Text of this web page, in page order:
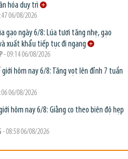
hóa duy trì
06/08/2026
gạo ngày 6/8: Lúa tươi tăng nhẹ, gạo
xuất khẩu tiếp tục đi ngang
- 09:14 06/08/2026
hôm nay 6/8: Tăng vọt lên đỉnh 7 tuần
06/08/2026
hôm nay 6/8: Giằng co theo biên độ hẹp
- 08:58 06/08/2026